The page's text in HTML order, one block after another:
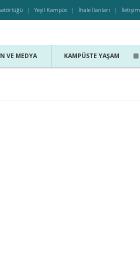
Yeşil Kampüs İhale İlanları İletişim
VE MEDYA KAMPÜSTE YAŞAM